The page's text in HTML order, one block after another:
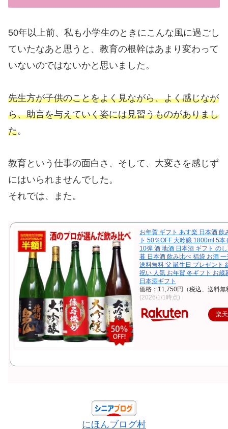
50年以上前、私も小学生のときにこんな風に過ごし
ていたなあと思うと、教育の根幹はあまり変わって
いないのではないかと思いました。
先生方が子供のことをよく見ながら、よく感じなが
ら、助言を与えていく姿には見習うものがありまし
た。
教育という仕事の面白さ、そして、大変さを感じず
にはいられませんでした。
それでは、また。
お年賀 ギフト あす楽 日本酒 飲
ト 50％OFF 大吟醸 1800ml 5本
10弾 酒 地酒 日本酒 ギフト の
暮 日本酒 飲み比べ 福袋 お酒
送料無料 父 誕生日 プレゼント
祝い 人気 お年賀 冬ギフト お歳
日本酒ギフト
価格：11,750円（税込、送料無
(2026/1/1時点)
楽
にほんブログ村